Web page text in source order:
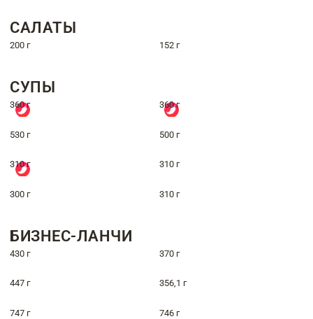
САЛАТЫ
200 г 152 г
СУПЫ
360 г 360 г
530 г 500 г
310 г 310 г
300 г 310 г
БИЗНЕС-ЛАНЧИ
430 г 370 г
447 г 356,1 г
747 г 746 г